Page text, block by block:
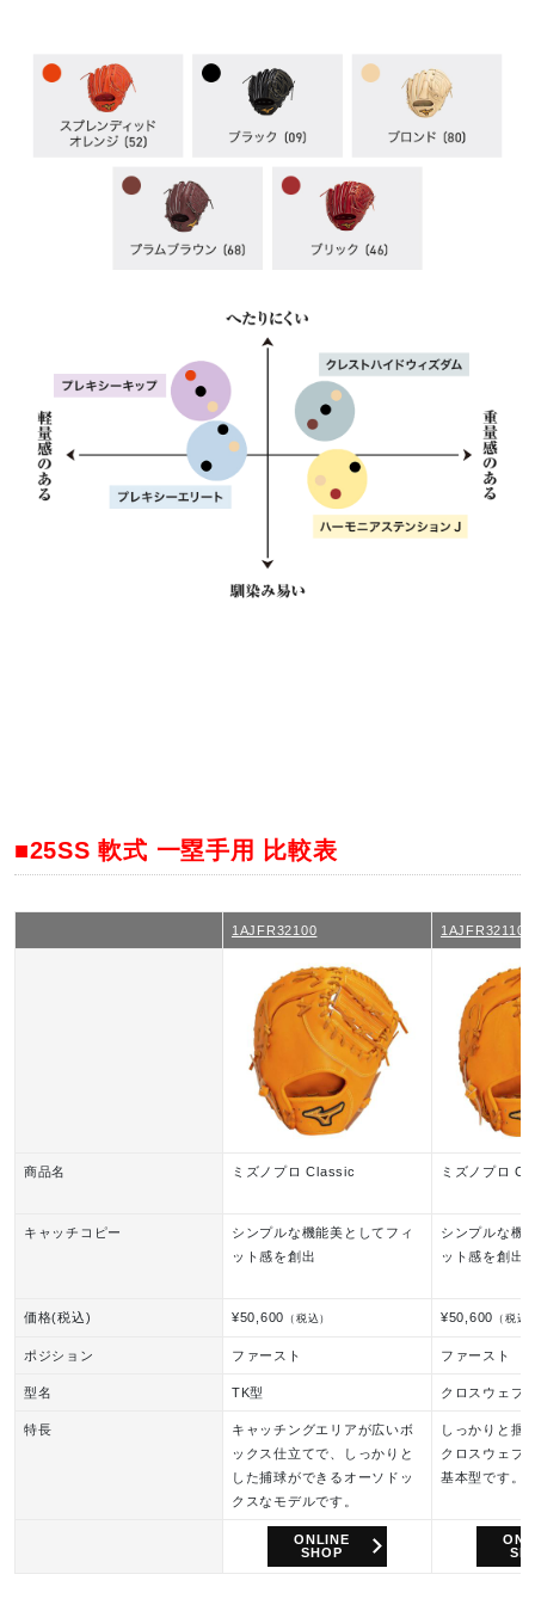
■25SS 軟式 一塁手用 比較表
1AJFR32100 1AJFR32110
商品名 ミズノプロ Classic ミズノプロ
キャッチコピー
シンプルな機能美としてフィ
ット感を創出
シンプルな機
ット感を創出
価格(税込) ¥50,600 （税込） ¥50,600 （税込
ポジション ファースト ファースト
型名 TK型 クロスウェブ
特長
キャッチングエリアが広いボ
ックス仕立てで、しっかりと
した捕球ができるオーソドッ
クスなモデルです。
しっかりと掴
クロスウェブ
基本型です。
ONLINE
SHOP